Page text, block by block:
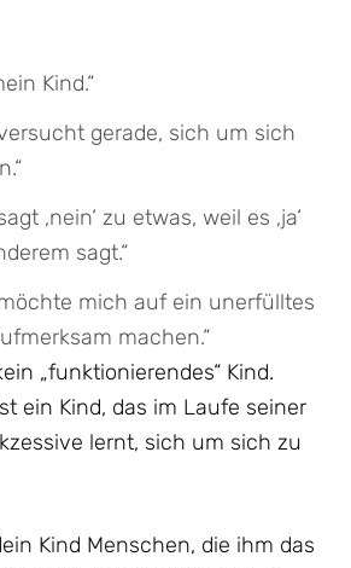
Kind.“
gerade, sich um sich
‚nein‘ zu etwas, weil es ‚ja‘
sagt.“
mich auf ein unerfülltes
machen.“
„funktionierendes“ Kind.
ein Kind, das im Laufe seiner
lernt, sich um sich zu
Kind Menschen, die ihm das